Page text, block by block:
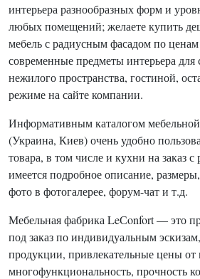
интерьера разнообразных форм и
любых помещений; желаете купить
мебель с радиусным фасадом по ценам
современные предметы интерьера для
нежилого пространства, гостиной,
режиме на сайте компании.
Информативным каталогом
(Украина, Киев) очень удобно
товара, в том числе и кухни на заказ
имеется подробное описание,
фото в фотогалерее, форум-чат и т.д.
Мебельная фабрика LeСonfort — это
под заказ по индивидуальным
продукции, привлекательные цены от
многофункциональность, прочность